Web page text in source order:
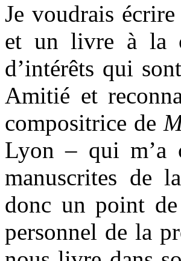
Je voudrais
et un livre à la
d’intérêts qui
Amitié et
compositrice de
Lyon – qui m’a
manuscrites de
donc un point
personnel de la